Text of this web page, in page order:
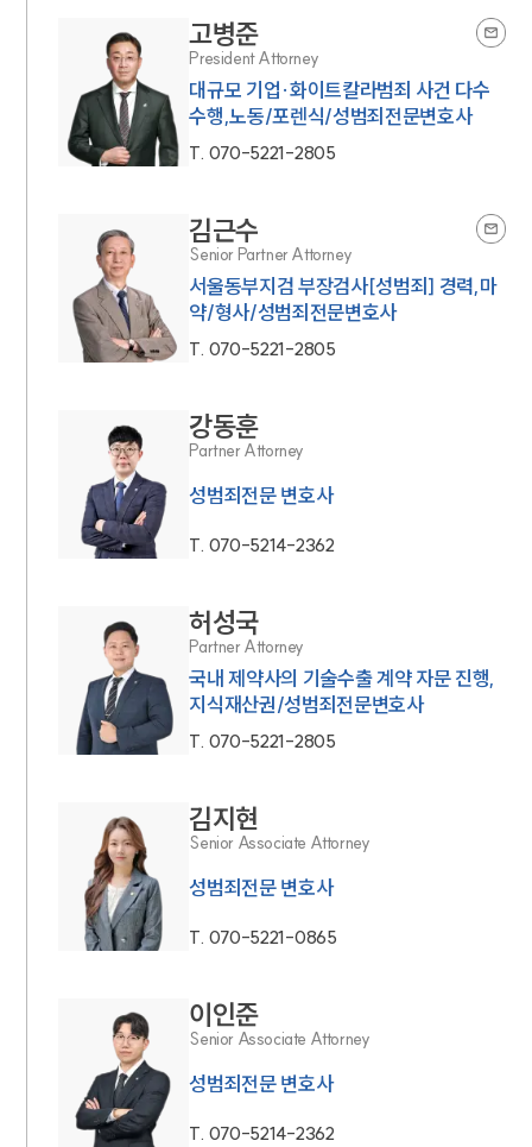
만화로 보는 사례
고병준
President Attorney
대규모 기업·화이트칼라범죄 사건 다수
수행,노동/포렌식/성범죄전문변호사
T. 070-5221-2805
김근수
Senior Partner Attorney
서울동부지검 부장검사[성범죄] 경력,마
약/형사/성범죄전문변호사
T. 070-5221-2805
강동훈
Partner Attorney
성범죄전문 변호사
T. 070-5214-2362
허성국
Partner Attorney
국내 제약사의 기술수출 계약 자문 진행,
지식재산권/성범죄전문변호사
T. 070-5221-2805
김지현
Senior Associate Attorney
성범죄전문 변호사
T. 070-5221-0865
이인준
Senior Associate Attorney
성범죄전문 변호사
T. 070-5214-2362